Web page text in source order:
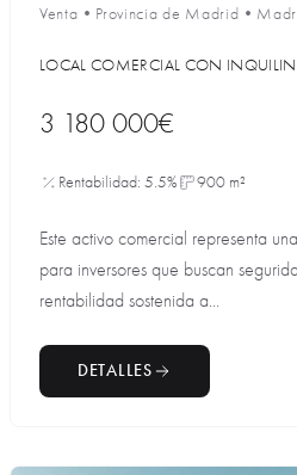
Venta • Provincia de Madrid •
LOCAL COMERCIAL CON
3 180 000€
Rentabilidad: 5.5% 900 m²
Este activo comercial representa
para inversores que buscan
rentabilidad sostenida a...
DETALLES